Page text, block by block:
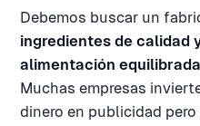
Debemos buscar un
ingredientes de calidad
alimentación
Muchas empresas
dinero en publicidad